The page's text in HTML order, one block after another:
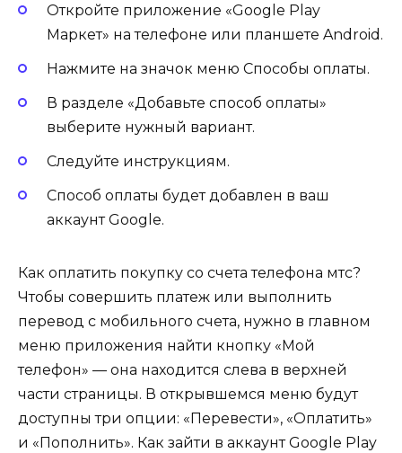
Откройте приложение «Google Play
Маркет» на телефоне или планшете Android.
Нажмите на значок меню Способы оплаты.
В разделе «Добавьте способ оплаты»
выберите нужный вариант.
Следуйте инструкциям.
Способ оплаты будет добавлен в ваш
аккаунт Google.
Как оплатить покупку со счета телефона мтс?
Чтобы совершить платеж или выполнить
перевод с мобильного счета, нужно в главном
меню приложения найти кнопку «Мой
телефон» — она находится слева в верхней
части страницы. В открывшемся меню будут
доступны три опции: «Перевести», «Оплатить»
и «Пополнить». Как зайти в аккаунт Google Play